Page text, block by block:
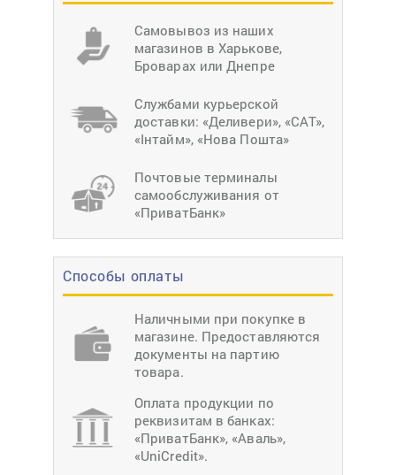
Самовывоз из наших
магазинов в Харькове,
Броварах или Днепре
Службами курьерской
доставки: «Деливери», «САТ»,
«Інтайм», «Нова Пошта»
Почтовые терминалы
самообслуживания от
«ПриватБанк»
Способы оплаты
Наличными при покупке в
магазине. Предоставляются
документы на партию
товара.
Оплата продукции по
реквизитам в банках:
«ПриватБанк», «Аваль»,
«UniCredit».